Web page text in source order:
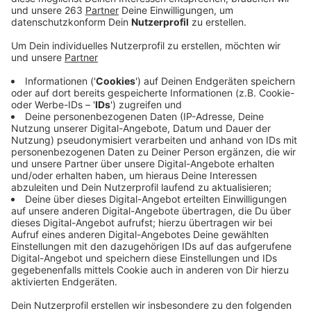
Entwarnung in Siegen: Die beiden Patienten im
Kreisklinikum haben sich nicht mit dem Coronavirus
infiziert. Das hat die Untersuchung der Proben
ergeben. Beide Männer können das Krankenhaus jetzt
verlassen. Sie waren kürzlich in China gewesen und
hatten anschließend über Beschwerden der
Atemwege geklagt. Landrat Andreas Müller dankt
dem ganzen medizinischen Team, dem
Kreisgesundheitsamt und dem Rettungsdienst. „Hier
wurde in einer außergewöhnlichen Situation hoch
professionell, umsichtig und mit großem Engagement
agiert. Alle Beteiligten – vom Rettungsdienst über die
Ärztinnen und Ärzte und das Pflegeteam bis hin zu den
Verwaltungen – haben hervorragend Hand in Hand
zusammengearbeitet. Dafür möchte ich mich ganz